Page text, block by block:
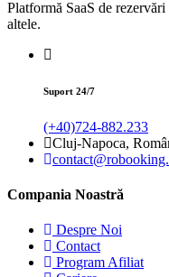
Platformă SaaS de
altele.
Suport 24/7
(+40)724-882.233
Cluj-Napoca,
Compania Noastră
Despre Noi
Contact
Program Afiliat